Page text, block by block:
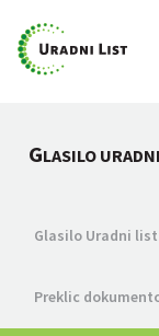
GLASILO
Glasilo Uradni list
Preklic